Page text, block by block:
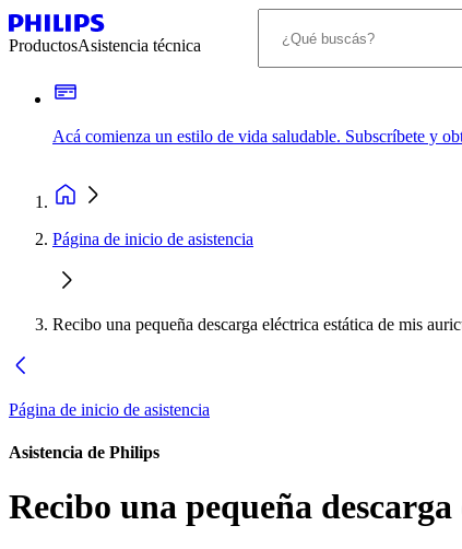
ProductosAsistencia técnica
Acá comienza un estilo de vida saludable. Subscríbete y
Página de inicio de asistencia
Recibo una pequeña descarga eléctrica estática de mis
Página de inicio de asistencia
Asistencia de Philips
Recibo una pequeña